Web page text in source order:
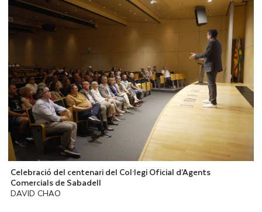
Celebració del centenari del Col·legi Oficial d’Agents
Comercials de Sabadell
DAVID CHAO